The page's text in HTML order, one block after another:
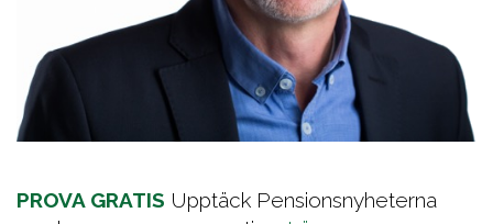
PROVA GRATIS Upptäck Pensionsnyheterna